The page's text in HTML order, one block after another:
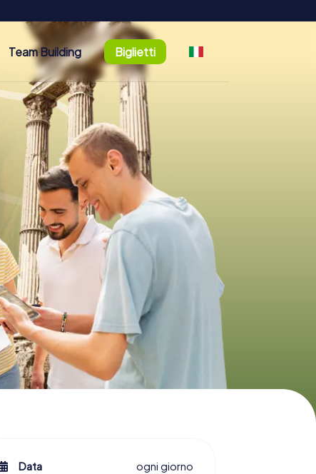
Team Building Biglietti
Data
ogni giorno